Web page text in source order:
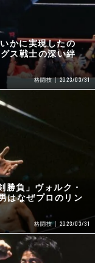
かに実現したの
ス戦士の深い絆
格闘技 2023/03/31
勝負」ヴォルク・
はなぜプロのリン
格闘技 2023/03/31